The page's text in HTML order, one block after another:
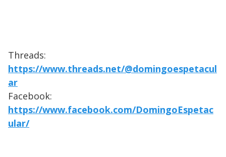
Threads:
https://www.threads.net/@domingoespetacul
ar
Facebook:
https://www.facebook.com/DomingoEspetac
ular/